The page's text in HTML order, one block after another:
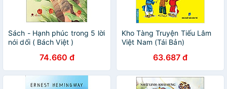
Sách - Hạnh phúc trong 5 lời
nói dối ( Bách Việt )
74.660 đ
Kho Tàng Truyện Tiếu Lâm
Việt Nam (Tái Bản)
63.687 đ